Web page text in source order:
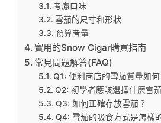
考慮口味
雪茄的尺寸和形狀
預算考量
實用的Snow Cigar購買指南
常見問題解答(FAQ)
Q1: 便利商店的雪茄質量如何
Q2: 初學者應該選擇什麼雪
Q3: 如何正確存放雪茄？
Q4: 雪茄的吸食方式是怎樣